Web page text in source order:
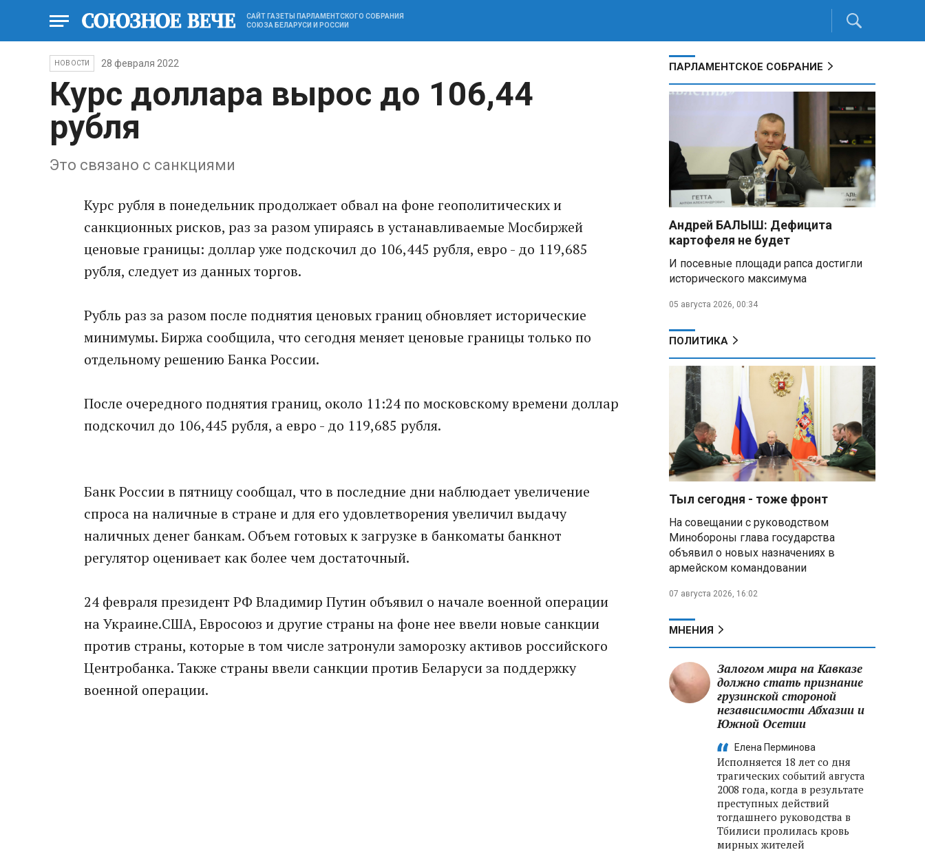
САЙТ ГАЗЕТЫ ПАРЛАМЕНТСКОГО СОБРАНИЯ
СОЮЗА БЕЛАРУСИ И РОССИИ
НОВОСТИ 28 февраля 2022
Курс доллара вырос до 106,44
рубля
Это связано с санкциями
Курс рубля в понедельник продолжает обвал на фоне геополитических и
санкционных рисков, раз за разом упираясь в устанавливаемые Мосбиржей
ценовые границы: доллар уже подскочил до 106,445 рубля, евро - до 119,685
рубля, следует из данных торгов.
Рубль раз за разом после поднятия ценовых границ обновляет исторические
минимумы. Биржа сообщила, что сегодня меняет ценовые границы только по
отдельному решению Банка России.
После очередного поднятия границ, около 11:24 по московскому времени доллар
подскочил до 106,445 рубля, а евро - до 119,685 рубля.
Банк России в пятницу сообщал, что в последние дни наблюдает увеличение
спроса на наличные в стране и для его удовлетворения увеличил выдачу
наличных денег банкам. Объем готовых к загрузке в банкоматы банкнот
регулятор оценивает как более чем достаточный.
24 февраля президент РФ Владимир Путин объявил о начале военной операции
на Украине.США, Евросоюз и другие страны на фоне нее ввели новые санкции
против страны, которые в том числе затронули заморозку активов российского
Центробанка. Также страны ввели санкции против Беларуси за поддержку
военной операции.
ПАРЛАМЕНТСКОЕ СОБРАНИЕ
Андрей БАЛЫШ: Дефицита
картофеля не будет
И посевные площади рапса достигли
исторического максимума
05 августа 2026, 00:34
ПОЛИТИКА
Тыл сегодня - тоже фронт
На совещании с руководством
Минобороны глава государства
объявил о новых назначениях в
армейском командовании
07 августа 2026, 16:02
МНЕНИЯ
Залогом мира на Кавказе
должно стать признание
грузинской стороной
независимости Абхазии и
Южной Осетии
Елена Перминова
Исполняется 18 лет со дня
трагических событий августа
2008 года, когда в результате
преступных действий
тогдашнего руководства в
Тбилиси пролилась кровь
мирных жителей